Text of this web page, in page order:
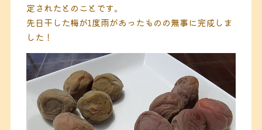
定されたとのことです。
先日干した梅が1度雨があったものの無事に完成しま
した！